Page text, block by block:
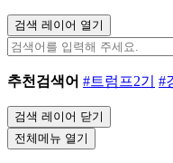
검색 레이어 열기
추천검색어 #트럼프2기 #
검색 레이어 닫기
전체메뉴 열기